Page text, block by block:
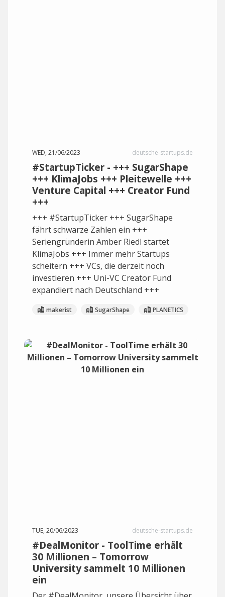
WED, 21/06/2023 deutsche-startups.de
#StartupTicker - +++ SugarShape
+++ KlimaJobs +++ Pleitewelle +++
Venture Capital +++ Creator Fund
+++
+++ #StartupTicker +++ SugarShape
fährt schwarze Zahlen ein +++
Seriengründerin Amber Riedl startet
KlimaJobs +++ Immer mehr Startups
scheitern +++ VCs, die derzeit noch
investieren +++ Uni-VC Creator Fund
expandiert nach Deutschland +++
makerist SugarShape PLANETICS
TUE, 20/06/2023 deutsche-startups.de
#DealMonitor - ToolTime erhält
30 Millionen – Tomorrow
University sammelt 10 Millionen
ein